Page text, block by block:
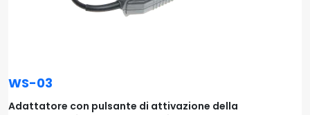
WS-03
Adattatore con pulsante di attivazione della